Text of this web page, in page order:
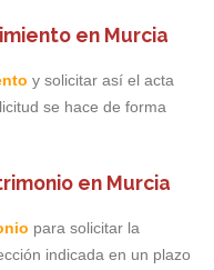
en Murcia
y solicitar así el acta
se hace de forma
en Murcia
para solicitar la
indicada en un plazo